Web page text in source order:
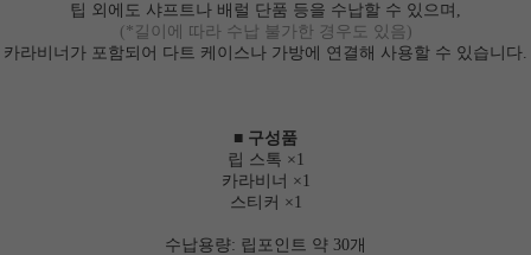
팁 외에도 샤프트나 배럴 단품 등을 수납할 수 있으며,
(*길이에 따라 수납 불가한 경우도 있음)
카라비너가 포함되어 다트 케이스나 가방에 연결해 사용할 수 있습니다.
■ 구성품
립 스톡 ×1
카라비너 ×1
스티커 ×1
수납용량: 립포인트 약 30개